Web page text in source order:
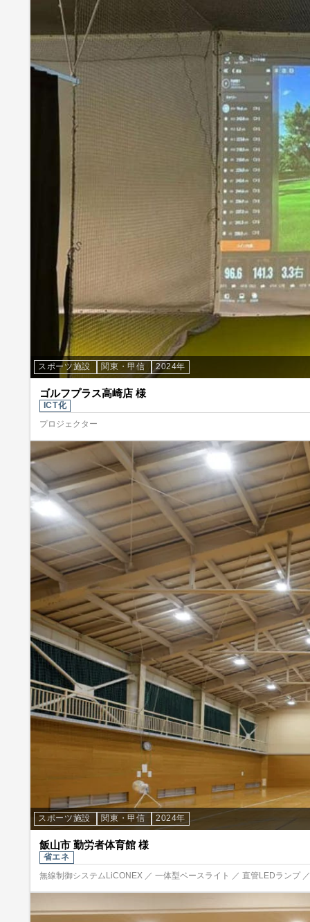
スポーツ施設 関東・甲信 2024年
ゴルフプラス高崎店 様
ICT化
プロジェクター
スポーツ施設 関東・甲信 2024年
飯山市 勤労者体育館 様
省エネ
無線制御システムLiCONEX ／ 一体型ベースライト ／ 直管LEDランプ